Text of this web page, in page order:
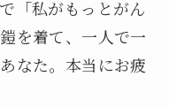
「私がもっとがん
を着て、一人で一
なた。本当にお疲